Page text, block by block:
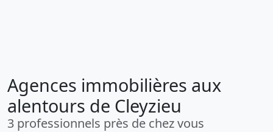
Agences immobilières aux
alentours de Cleyzieu
3 professionnels près de chez vous